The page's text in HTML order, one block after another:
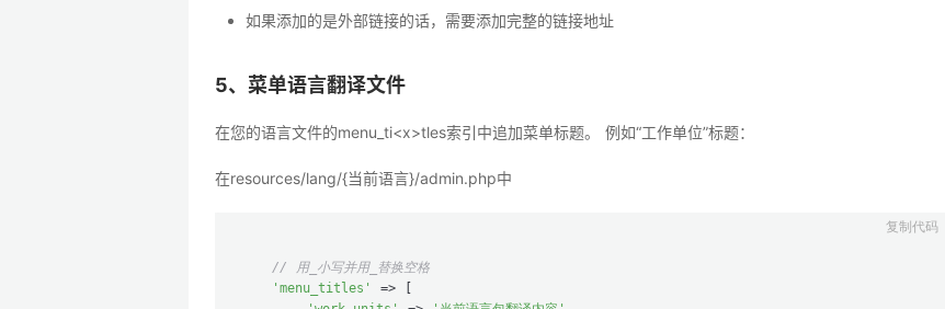
如果添加的是外部链接的话，需要添加完整的链接地址
5、菜单语言翻译文件
在您的语言文件的menu_ti<x>tles索引中追加菜单标题。 例如“工作单位”标题：
在resources/lang/{当前语言}/admin.php中
// 用_小写并用_替换空格
'menu_titles'
=> [